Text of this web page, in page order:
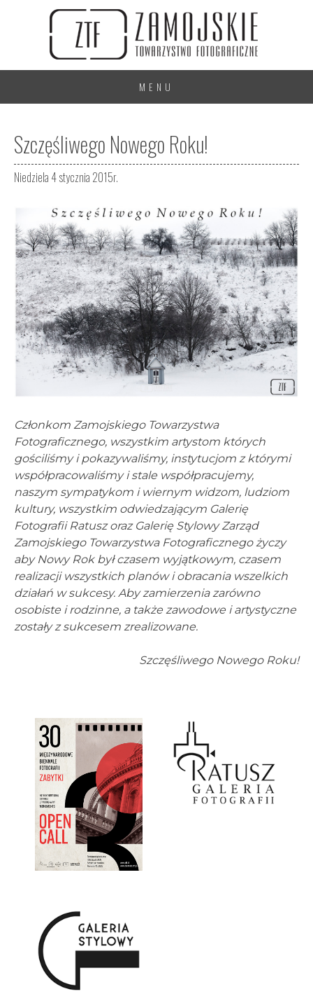
MENU
Szczęśliwego Nowego Roku!
Niedziela 4 stycznia 2015r.
Członkom Zamojskiego Towarzystwa
Fotograficznego, wszystkim artystom których
gościliśmy i pokazywaliśmy, instytucjom z którymi
współpracowaliśmy i stale współpracujemy,
naszym sympatykom i wiernym widzom, ludziom
kultury, wszystkim odwiedzającym Galerię
Fotografii Ratusz oraz Galerię Stylowy Zarząd
Zamojskiego Towarzystwa Fotograficznego życzy
aby Nowy Rok był czasem wyjątkowym, czasem
realizacji wszystkich planów i obracania wszelkich
działań w sukcesy. Aby zamierzenia zarówno
osobiste i rodzinne, a także zawodowe i artystyczne
zostały z sukcesem zrealizowane.
Szczęśliwego Nowego Roku!